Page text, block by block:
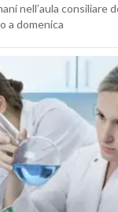
nell’aula consiliare
a domenica